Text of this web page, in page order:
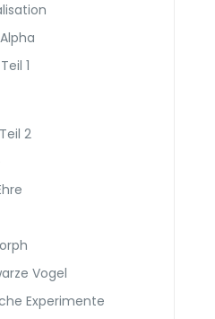
1
2
Vogel
Experi­mente